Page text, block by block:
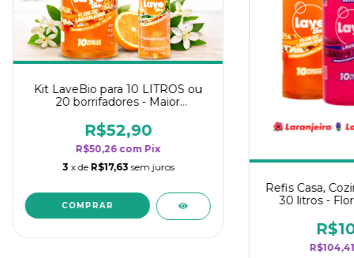
Kit LaveBio para 10 LITROS ou
20 borrifadores - Maior
de Laranjeira
R$52,90
R$50,26 com Pix
3 x de R$17,63 sem juros
Refis Casa,
30 litros -